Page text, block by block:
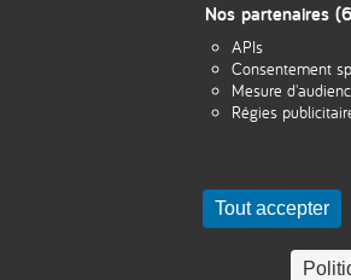
Nos partenaires
APIs
Consentement
Mesure
Régies
Tout accepter
et